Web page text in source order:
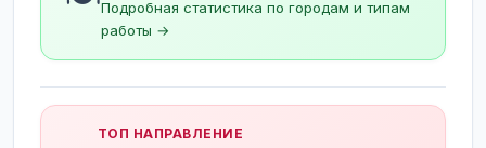
Подробная статистика по городам и типам
работы →
ТОП НАПРАВЛЕНИЕ